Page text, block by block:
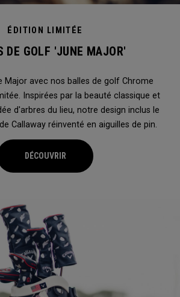
ÉDITION LIMITÉE
DE GOLF 'JUNE MAJOR'
Major avec nos balles de golf Chrome
Inspirées par la beauté classique et
d'arbres du lieu, notre design inclus le
Callaway réinventé en aiguilles de pin.
DÉCOUVRIR